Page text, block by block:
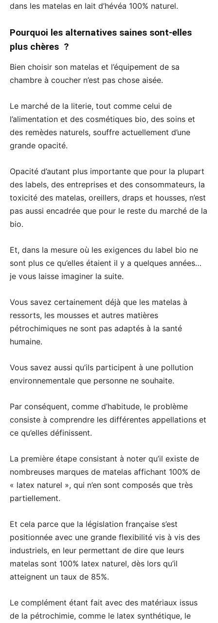
dans les matelas en lait d’hévéa 100% naturel.
Pourquoi les alternatives saines sont-elles
plus chères ?
Bien choisir son matelas et l’équipement de sa
chambre à coucher n’est pas chose aisée.
Le marché de la literie, tout comme celui de
l’alimentation et des cosmétiques bio, des soins et
des remèdes naturels, souffre actuellement d’une
grande opacité.
Opacité d’autant plus importante que pour la plupart
des labels, des entreprises et des consommateurs, la
toxicité des matelas, oreillers, draps et housses, n’est
pas aussi encadrée que pour le reste du marché de la
bio.
Et, dans la mesure où les exigences du label bio ne
sont plus ce qu’elles étaient il y a quelques années…
je vous laisse imaginer la suite.
Vous savez certainement déjà que les matelas à
ressorts, les mousses et autres matières
pétrochimiques ne sont pas adaptés à la santé
humaine.
Vous savez aussi qu’ils participent à une pollution
environnementale que personne ne souhaite.
Par conséquent, comme d’habitude, le problème
consiste à comprendre les différentes appellations et
ce qu’elles définissent.
La première étape consistant à noter qu’il existe de
nombreuses marques de matelas affichant 100% de
« latex naturel », qui n’en sont composés que très
partiellement.
Et cela parce que la législation française s’est
positionnée avec une grande flexibilité vis à vis des
industriels, en leur permettant de dire que leurs
matelas sont 100% latex naturel, dès lors qu’il
atteignent un taux de 85%.
Le complément étant fait avec des matériaux issus
de la pétrochimie, comme le latex synthétique, le